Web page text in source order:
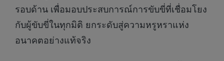
รอบด้าน เพื่อมอบประสบการณ์การขับขี่ที่เชื่อมโยง
กับผู้ขับขี่ในทุกมิติ ยกระดับสู่ความหรูหราแห่ง
อนาคตอย่างแท้จริง